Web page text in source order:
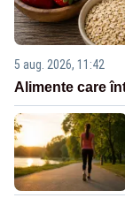
5 aug. 2026, 11:42
Alimente care